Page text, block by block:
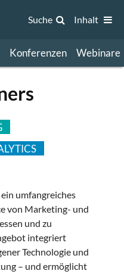
Konferenzen Webinare
Suche Inhalt
umfangreiches
von Marketing- und
und zu
integriert
Technologie und
– und ermöglicht